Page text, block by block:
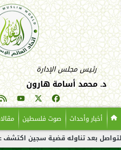
رئيس مجلس الإدارة
د. محمد أسامة هارون
أخبار وأحداث صوت فلسطين
تناوله قضية سجين اكتشف علاجا مهما